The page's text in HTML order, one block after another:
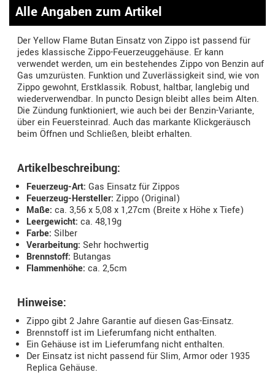
Alle Angaben zum Artikel
Der Yellow Flame Butan Einsatz von Zippo ist passend für
jedes klassische Zippo-Feuerzeuggehäuse. Er kann
verwendet werden, um ein bestehendes Zippo von Benzin auf
Gas umzurüsten. Funktion und Zuverlässigkeit sind, wie von
Zippo gewohnt, Erstklassik. Robust, haltbar, langlebig und
wiederverwendbar. In puncto Design bleibt alles beim Alten.
Die Zündung funktioniert, wie auch bei der Benzin-Variante,
über ein Feuersteinrad. Auch das markante Klickgeräusch
beim Öffnen und Schließen, bleibt erhalten.
Artikelbeschreibung:
Feuerzeug-Art: Gas Einsatz für Zippos
Feuerzeug-Hersteller: Zippo (Original)
Maße: ca. 3,56 x 5,08 x 1,27cm (Breite x Höhe x Tiefe)
Leergewicht: ca. 48,19g
Farbe: Silber
Verarbeitung: Sehr hochwertig
Brennstoff: Butangas
Flammenhöhe: ca. 2,5cm
Hinweise:
Zippo gibt 2 Jahre Garantie auf diesen Gas-Einsatz.
Brennstoff ist im Lieferumfang nicht enthalten.
Ein Gehäuse ist im Lieferumfang nicht enthalten.
Der Einsatz ist nicht passend für Slim,Armoroder 1935
Replica Gehäuse.